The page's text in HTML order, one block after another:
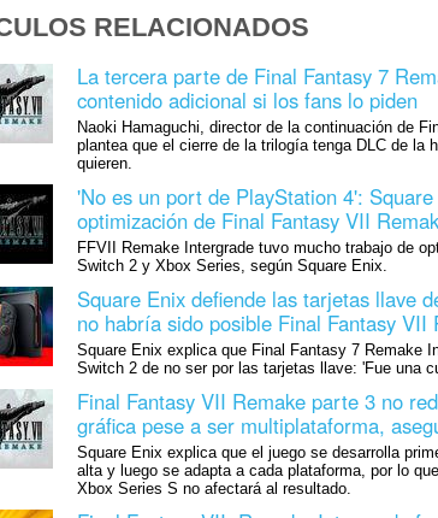
RELACIONADOS
La tercera parte de Final Fantasy 7
contenido adicional si los fans lo piden
Naoki Hamaguchi, director de la continuación de
plantea que el cierre de la trilogía tenga DLC de la
quieren.
'No es un port de PlayStation 4':
optimización de Final Fantasy VII
FFVII Remake Intergrade tuvo mucho trabajo de
Switch 2 y Xbox Series, según Square Enix.
Square Enix defiende las tarjetas llave
no habría sido posible Final Fantasy VII
Square Enix explica que Final Fantasy 7 Remake
Switch 2 de no ser por las tarjetas llave: 'Fue una
Final Fantasy VII Remake parte 3 no
gráfica pese a ser multiplataforma,
Square Enix explica que el juego se desarrolla
alta y luego se adapta a cada plataforma, por lo
Xbox Series S no afectará al resultado.